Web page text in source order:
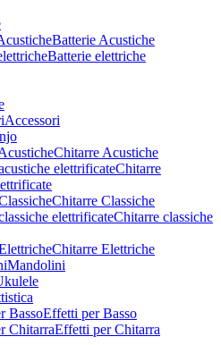
Batterie Acustiche
Batterie elettriche
Accessori
Chitarre Acustiche
Chitarre
Chitarre Classiche
Chitarre classiche
Chitarre Elettriche
Mandolini
Effetti per Basso
Effetti per Chitarra